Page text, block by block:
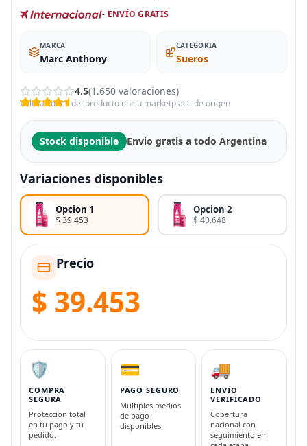
- ENVÍO GRATIS
MARCA
Marc Anthony
CATEGORIA
Sueros
4.5(1.650 valoraciones)
Valoraciones del producto en su marketplace de origen
Stock disponible Envio gratis a todo Argentina
Variaciones disponibles
Opcion 1
$ 39.453
Opcion 2
$ 40.648
Precio
$ 39.453
🛡️
COMPRA
SEGURA
Proteccion total
en tu pago y tu
pedido.
💳
PAGO SEGURO
Multiples medios
de pago
disponibles.
🚚
ENVIO
VERIFICADO
Cobertura
nacional con
seguimiento en